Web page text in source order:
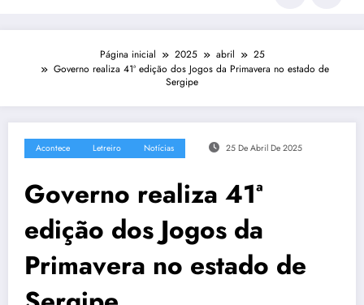
Página inicial 2025 abril
25
Governo realiza 41ª edição dos Jogos da Primavera no estado de
Sergipe
Acontece Letreiro Notícias 25 De Abril De 2025
Governo realiza 41ª
edição dos Jogos da
Primavera no estado de